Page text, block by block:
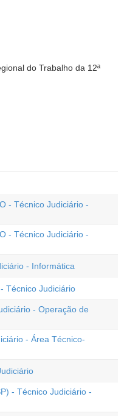
do Trabalho da 12ª
- Técnico Judiciário -
- Técnico Judiciário -
- Informática
Técnico Judiciário
- Operação de
- Área Técnico-
- Técnico Judiciário -